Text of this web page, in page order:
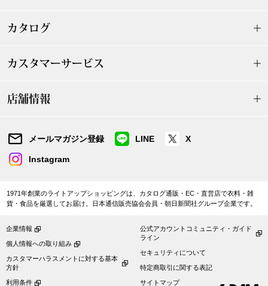
セイコー〉マウリッツハイス美術館公認フェ
ア
その他
おすすめブラ
カタログ
カスタマーサービス
店舗情報
メールマガジン登録 LINE X
Instagram
1971年創業のライトアップショッピングは、カタログ通販・EC・直営店で衣料・雑
貨・食品を厳選してお届け。日本通信販売協会会員・朝日新聞社グループ企業です。
企業情報
個人情報への取り組み
カスタマーハラスメントに対する基本
方針
利用条件
公式アカウントコミュニティ・ガイド
ライン
セキュリティについて
特定商取引に関する表記
サイトマップ